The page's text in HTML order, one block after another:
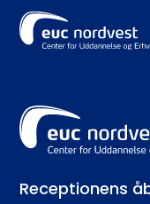
Receptionens